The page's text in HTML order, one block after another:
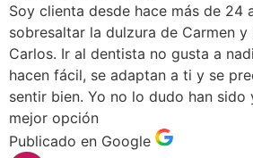
Soy clienta desde hace más de 24
sobresaltar la dulzura de Carmen
Carlos. Ir al dentista no gusta a
hacen fácil, se adaptan a ti y se
sentir bien. Yo no lo dudo han sido
mejor opción
Publicado en Google